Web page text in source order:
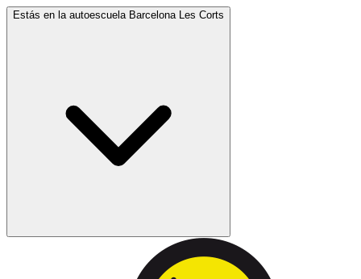
Estás en la autoescuela Barcelona Les Corts